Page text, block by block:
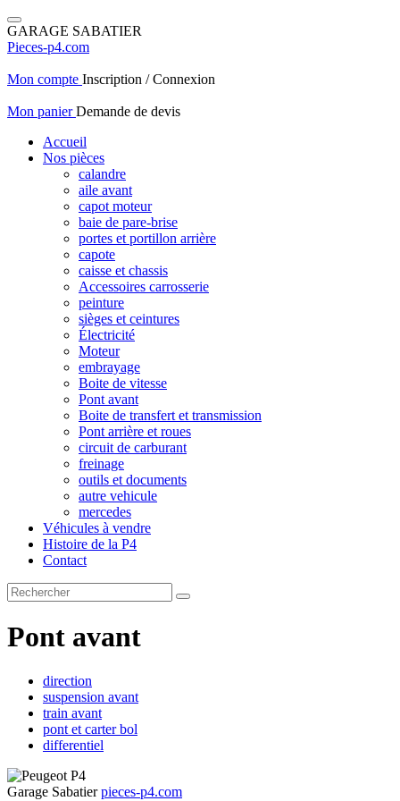
GARAGE SABATIER
Pieces-p4.com
Mon compte Inscription / Connexion
Mon panierDemande de devis
Accueil
Nos pièces
calandre
aile avant
capot moteur
baie de pare-brise
portes et portillon arrière
capote
caisse et chassis
Accessoires carrosserie
peinture
sièges et ceintures
Électricité
Moteur
embrayage
Boite de vitesse
Pont avant
Boite de transfert et transmission
Pont arrière et roues
circuit de carburant
freinage
outils et documents
autre vehicule
mercedes
Véhicules à vendre
Histoire de la P4
Contact
Pont avant
direction
suspension avant
train avant
pont et carter bol
differentiel
Garage Sabatierpieces-p4.com